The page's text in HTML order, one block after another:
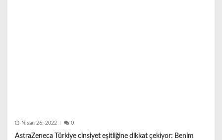
Nisan 26, 2022 0
AstraZeneca Türkiye cinsiyet eşitliğine dikkat çekiyor: Benim